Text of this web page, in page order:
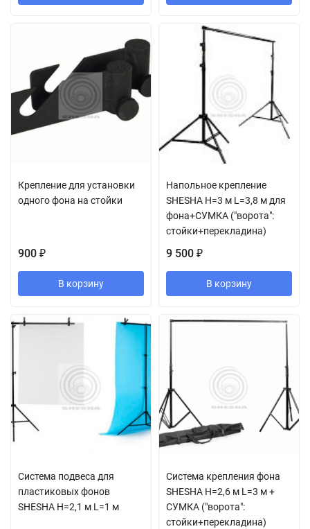
Крепление для установки
одного фона на стойки
900 ₽
В корзину
Напольное крепление
SHESHA H=3 м L=3,8 м для
фона+СУМКА ("ворота":
стойки+перекладина)
9 500 ₽
В корзину
Система подвеса для
пластиковых фонов
SHESHA H=2,1 м L=1 м
Система крепления фона
SHESHA H=2,6 м L=3 м +
СУМКА ("ворота":
стойки+перекладина)